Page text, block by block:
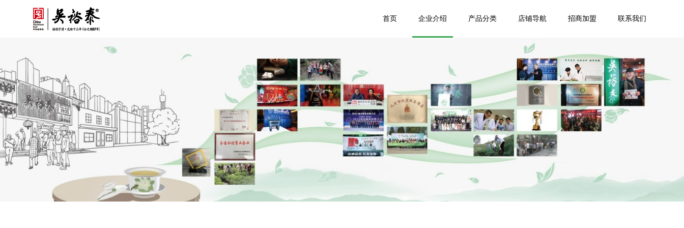
首页 企业介绍 产品分类 店铺导航 招商加盟 联系我们